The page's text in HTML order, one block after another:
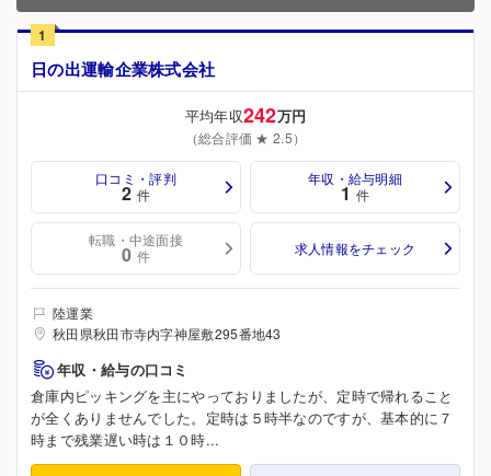
1
日の出運輸企業株式会社
平均年収242万円
（総合評価 ★ 2.5）
口コミ・評判
2 件
年収・給与明細
1 件
転職・中途面接
0 件 求人情報をチェック
陸運業
秋田県秋田市寺内字神屋敷295番地43
年収・給与の口コミ
倉庫内ピッキングを主にやっておりましたが、定時で帰れること
が全くありませんでした。定時は５時半なのですが、基本的に７
時まで残業遅い時は１０時...